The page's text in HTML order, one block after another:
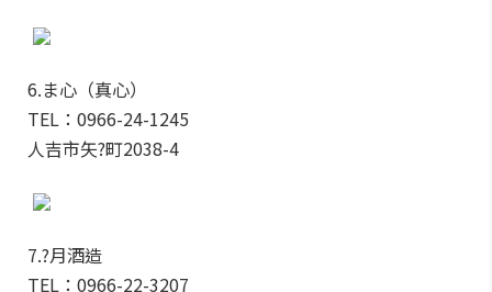
6.ま心（真心）
TEL：0966-24-1245
人吉市矢?町2038-4
7.?月酒造
TEL：0966-22-3207